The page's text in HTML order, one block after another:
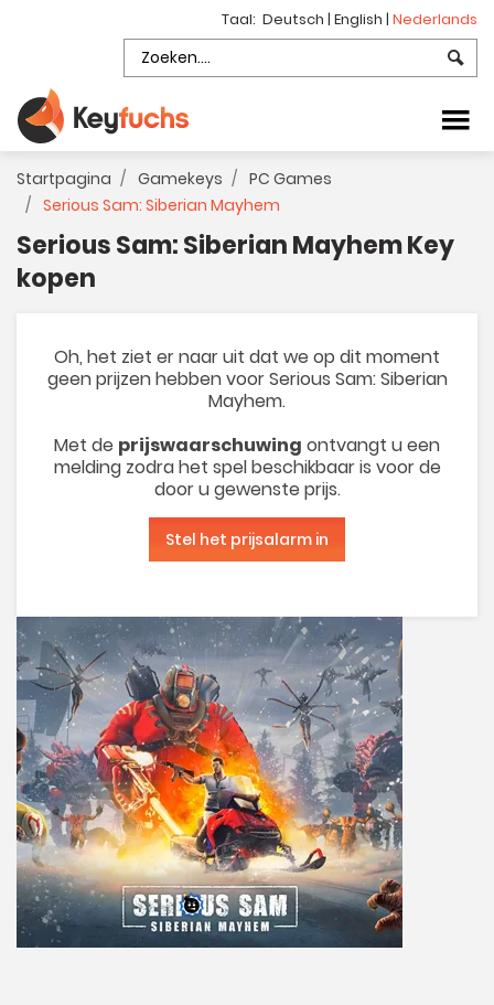
Taal: Deutsch | English | Nederlands
Startpagina Gamekeys
PC Games
Serious Sam: Siberian Mayhem
Serious Sam: Siberian Mayhem Key
kopen
Oh, het ziet er naar uit dat we op dit moment
geen prijzen hebben voor Serious Sam: Siberian
Mayhem.
Met de prijswaarschuwing ontvangt u een
melding zodra het spel beschikbaar is voor de
door u gewenste prijs.
Stel het prijsalarm in